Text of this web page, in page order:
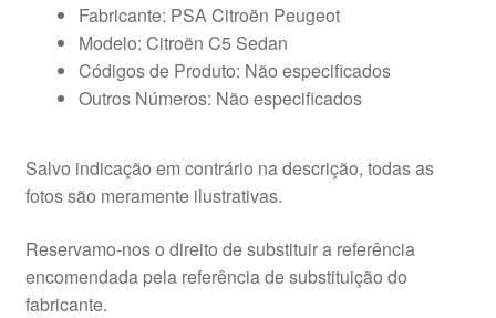
Fabricante: PSA Citroën Peugeot
Modelo: Citroën C5 Sedan
Códigos de Produto: Não especificados
Outros Números: Não especificados
Salvo indicação em contrário na descrição, todas as
fotos são meramente ilustrativas.
Reservamo-nos o direito de substituir a referência
encomendada pela referência de substituição do
fabricante.